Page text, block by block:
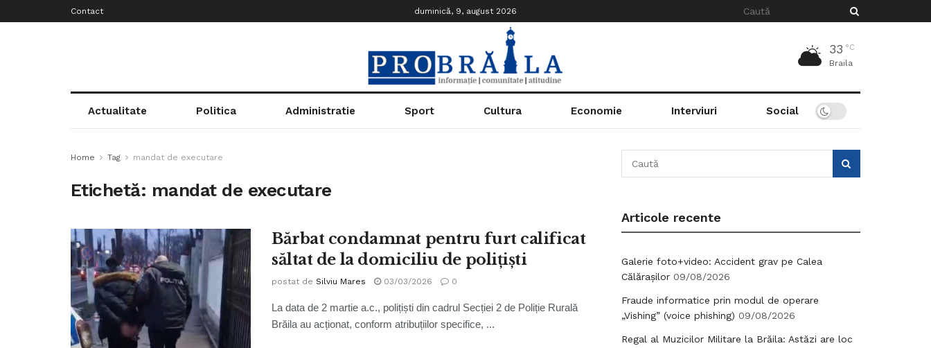
Contact duminică, 9, august 2026
33 °C
Braila
Actualitate Politica Administratie Sport Cultura Economie Interviuri Social
Home Tag mandat de executare
Etichetă: mandat de executare
Bărbat condamnat pentru furt calificat
săltat de la domiciliu de polițiști
postat de Silviu Mares 03/03/2026 0
La data de 2 martie a.c., polițiști din cadrul Secției 2 de Poliție Rurală
Brăila au acționat, conform atribuțiilor specifice, ...
Articole recente
Galerie foto+video: Accident grav pe Calea
Călărașilor 09/08/2026
Fraude informatice prin modul de operare
„Vishing” (voice phishing) 09/08/2026
Regal al Muzicilor Militare la Brăila: Astăzi are loc